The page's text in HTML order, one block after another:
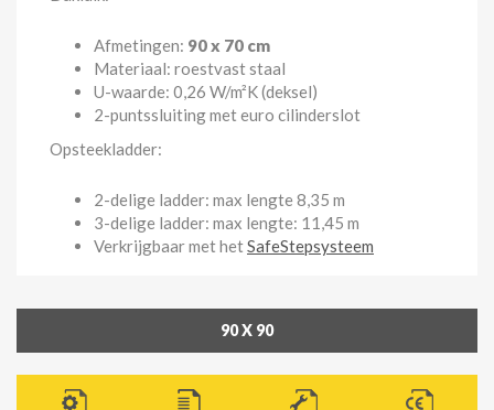
Afmetingen: 90 x 70 cm
Materiaal: roestvast staal
U-waarde: 0,26 W/m²K (deksel)
2-puntssluiting met euro cilinderslot
Opsteekladder:
2-delige ladder: max lengte 8,35 m
3-delige ladder: max lengte: 11,45 m
Verkrijgbaar met hetSafeStepsysteem
90 X 90